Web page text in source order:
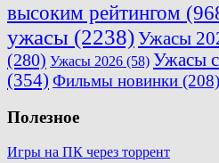
высоким рейтингом
ужасы (2238)Ужасы
(280) Ужасы 2026 (58) Ужасы
(354) Фильмы новинки (208)
Полезное
Игры на ПК через торрент